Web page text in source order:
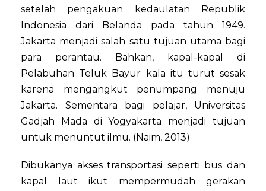
setelah pengakuan kedaulatan Republik
Indonesia dari Belanda pada tahun 1949.
Jakarta menjadi salah satu tujuan utama bagi
para perantau. Bahkan, kapal-kapal di
Pelabuhan Teluk Bayur kala itu turut sesak
karena mengangkut penumpang menuju
Jakarta. Sementara bagi pelajar, Universitas
Gadjah Mada di Yogyakarta menjadi tujuan
untuk menuntut ilmu. (Naim, 2013)
Dibukanya akses transportasi seperti bus dan
kapal laut ikut mempermudah gerakan